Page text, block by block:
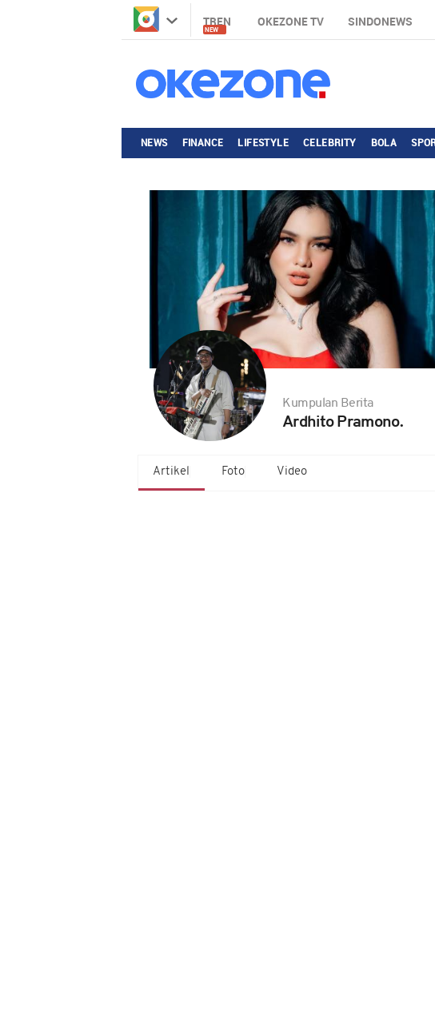
TREN
NEW
OKEZONE TV SINDONEWS
NEWS FINANCE LIFESTYLE CELEBRITY BOLA
Kumpulan Berita
Ardhito Pramono.
Artikel Foto Video